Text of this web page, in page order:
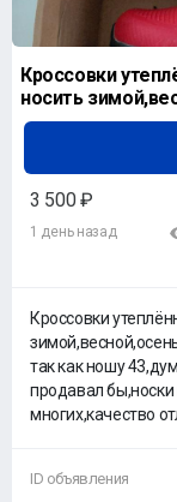
Кроссовки
носить
3 500 ₽
1 день назад
Кроссовки
так как ношу
продавал бы,носки
многих,качество
ID объявления